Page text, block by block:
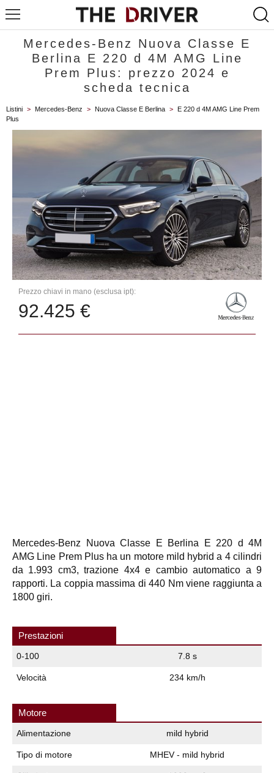
Mercedes-Benz Nuova Classe E
Berlina E 220 d 4M AMG Line
Prem Plus: prezzo 2024 e
scheda tecnica
Listini > Mercedes-Benz > Nuova Classe E Berlina >
E 220 d 4M AMG Line Prem
Plus
Prezzo chiavi in mano (esclusa ipt):
92.425 €
Mercedes-Benz Nuova Classe E Berlina E 220 d 4M
AMG Line Prem Plus ha un motore mild hybrid a 4 cilindri
da 1.993 cm3, trazione 4x4 e cambio automatico a 9
rapporti. La coppia massima di 440 Nm viene raggiunta a
1800 giri.
Prestazioni
0-100 7.8 s
Velocità 234 km/h
Motore
Alimentazione mild hybrid
Tipo di motore MHEV - mild hybrid